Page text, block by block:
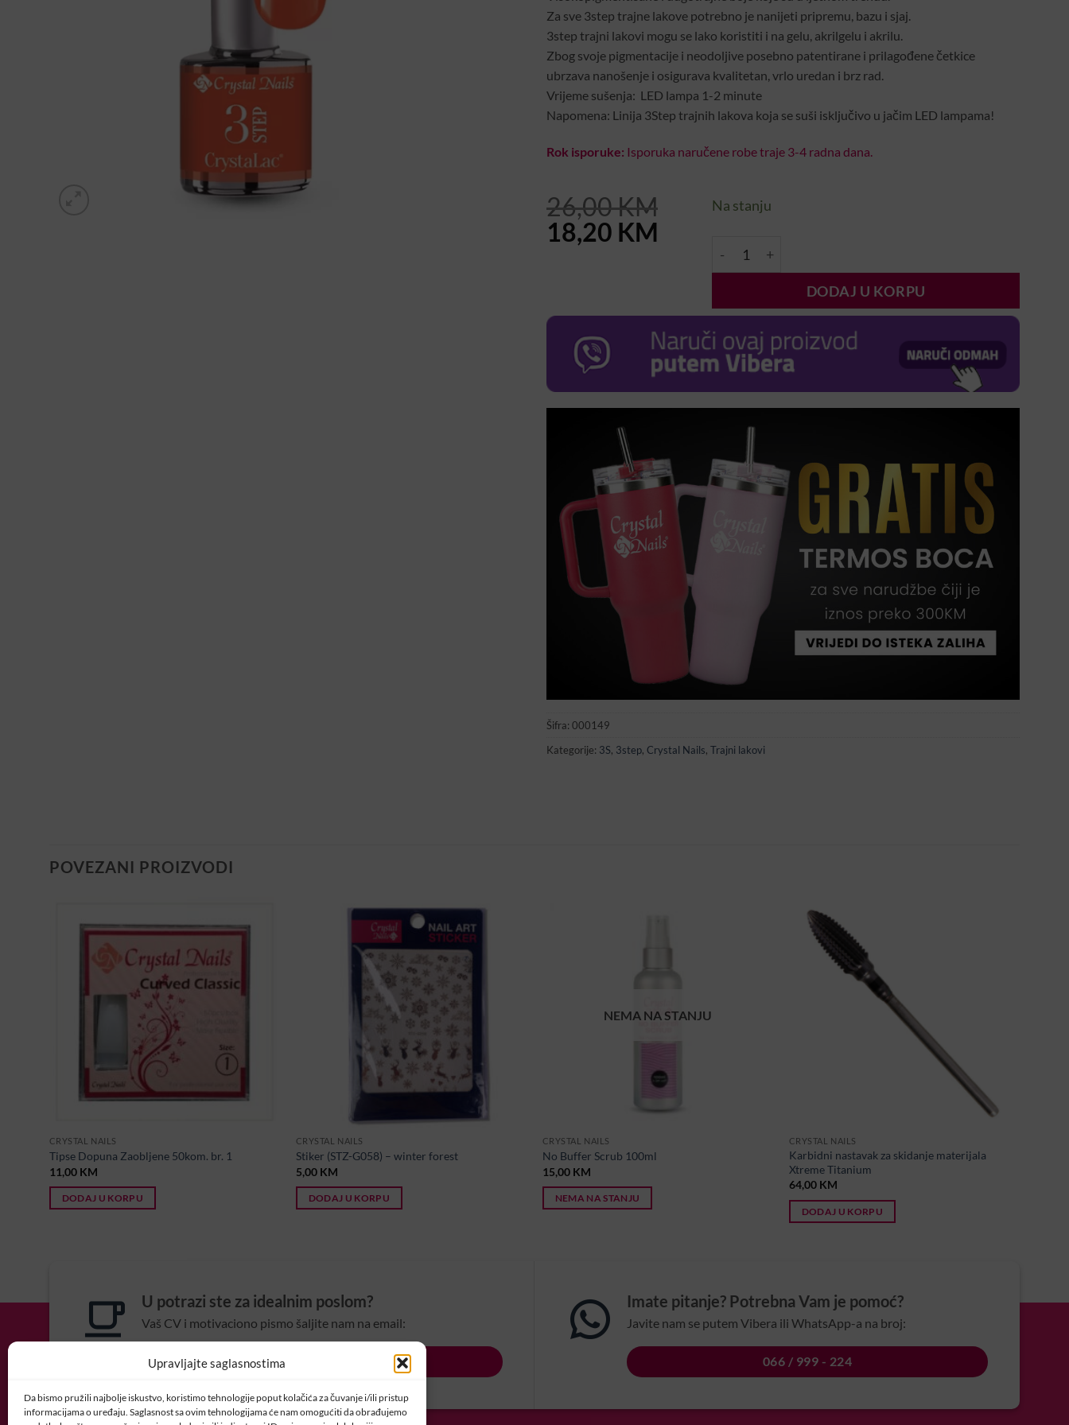
Upravljajte saglasnostima
Da bismo pružili najbolje iskustvo, koristimo tehnologije poput kolačića za čuvanje i/ili pristup
informacijama o uređaju. Saglasnost sa ovim tehnologijama će nam omogućiti da obrađujemo
Za sve 3step trajne lakove potrebno je nanijeti pripremu, bazu i sjaj.
3step trajni lakovi mogu se lako koristiti i na gelu, akrilgelu i akrilu.
Zbog svoje pigmentacije i neodoljive posebno patentirane i prilagođene četkice
ubrzava nanošenje i osigurava kvalitetan, vrlo uredan i brz rad.
Vrijeme sušenja: LED lampa 1-2 minute
Napomena: Linija 3Step trajnih lakova koja se suši isključivo u jačim LED lampama!
Rok isporuke: Isporuka naručene robe traje 3-4 radna dana.
26,00KM
Original
26,00 KM.
18,20 KM
18,20 KM.
Na stanju
3 Step Trajni Lak – 3S170 (8ml) količina
DODAJ U KORPU
Šifra: 000149
Kategorije: 3S, 3step, Crystal Nails, Trajni lakovi
POVEZANI PROIZVODI
CRYSTAL NAILS
Tipse Dopuna Zaobljene 50kom. br. 1
11,00 KM
DODAJ U KORPU
CRYSTAL NAILS
Stiker (STZ-G058) – winter forest
5,00 KM
DODAJ U KORPU
NEMA NA STANJU
CRYSTAL NAILS
No Buffer Scrub 100ml
15,00 KM
NEMA NA STANJU
CRYSTAL NAILS
Karbidni nastavak za skidanje materijala
Xtreme Titanium
64,00 KM
DODAJ U KORPU
U potrazi ste za idealnim poslom?
Vaš CV i motivaciono pismo šaljite nam na email:
POSAO@CRYSTALNAILSBIH.COM
Imate pitanje? Potrebna Vam je pomoć?
Javite nam se putem Vibera ili WhatsApp-a na broj:
066 / 999 - 224